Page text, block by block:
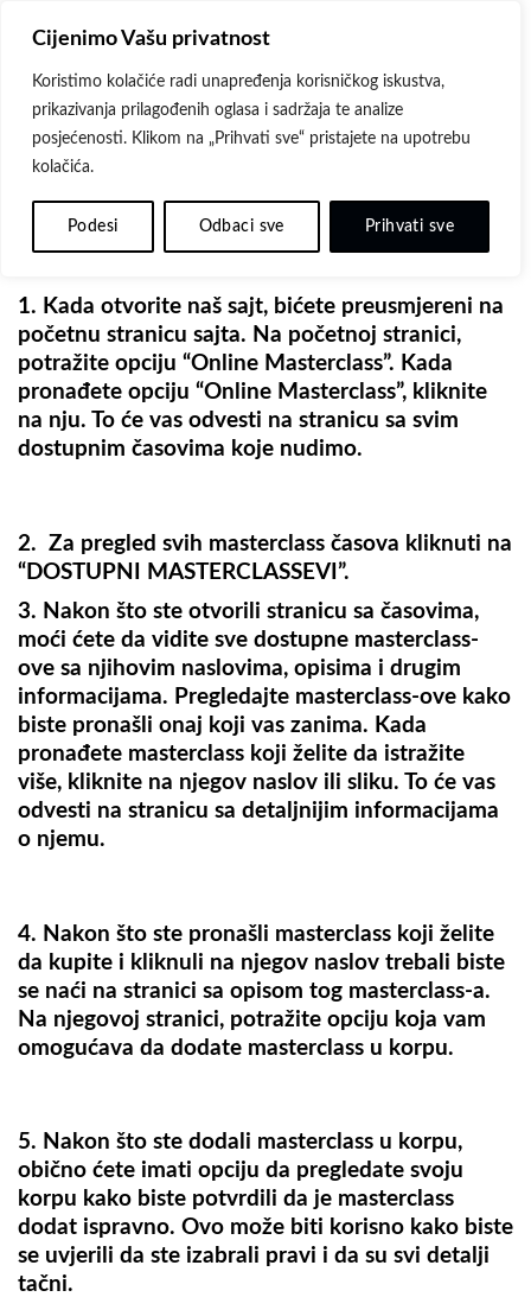
Cijenimo Vašu privatnost
Koristimo kolačiće radi unapređenja korisničkog iskustva,
prikazivanja prilagođenih oglasa i sadržaja te analize
posjećenosti. Klikom na „Prihvati sve“ pristajete na upotrebu
kolačića.
Podesi Odbaci sve Prihvati sve
content
UPUTSTVO ZA KUPOVINU
Kupovina Online Masterclass-a
Kako jednostavno kupiti i pristupiti našem
1. Kada otvorite naš sajt, bićete preusmjereni na
početnu stranicu sajta. Na početnoj stranici,
potražite opciju “Online Masterclass”. Kada
pronađete opciju “Online Masterclass”, kliknite
na nju. To će vas odvesti na stranicu sa svim
dostupnim časovima koje nudimo.
2. Za pregled svih masterclass časova kliknuti na
“DOSTUPNI MASTERCLASSEVI”.
3. Nakon što ste otvorili stranicu sa časovima,
moći ćete da vidite sve dostupne masterclass-
ove sa njihovim naslovima, opisima i drugim
informacijama. Pregledajte masterclass-ove kako
biste pronašli onaj koji vas zanima. Kada
pronađete masterclass koji želite da istražite
više, kliknite na njegov naslov ili sliku. To će vas
odvesti na stranicu sa detaljnijim informacijama
o njemu.
4. Nakon što ste pronašli masterclass koji želite
da kupite i kliknuli na njegov naslov trebali biste
se naći na stranici sa opisom tog masterclass-a.
Na njegovoj stranici, potražite opciju koja vam
omogućava da dodate masterclass u korpu.
5. Nakon što ste dodali masterclass u korpu,
obično ćete imati opciju da pregledate svoju
korpu kako biste potvrdili da je masterclass
dodat ispravno. Ovo može biti korisno kako biste
se uvjerili da ste izabrali pravi i da su svi detalji
tačni.